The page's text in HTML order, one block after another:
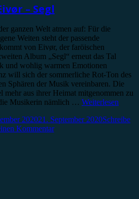
– Segl
ganzen Welt atmen auf: Für die
Weiten steht der passende
von Eivør, der faröischen
Album „Segl“ erneut das Tal
und wohlig warmen Emotionen
will sich der sommerliche Rot-Ton des
Sphären der Musik vereinbaren. Die
mehr aus ihrer Heimat mitgenommen zu
Musikerin nämlich … Weiterlesen
202021. September 2020Schreibe
Kommentar